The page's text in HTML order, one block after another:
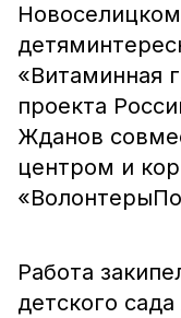
«Витаминная
проекта
Жданов
центром и
Работа
детского